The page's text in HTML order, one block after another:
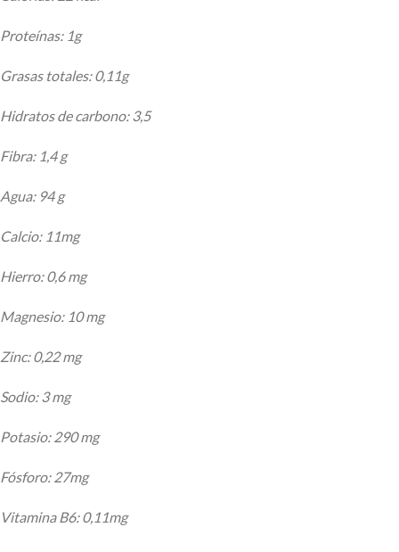
Proteínas: 1g
Grasas totales: 0,11g
Hidratos de carbono: 3,5
Fibra: 1,4 g
Agua: 94 g
Calcio: 11mg
Hierro: 0,6 mg
Magnesio: 10 mg
Zinc: 0,22 mg
Sodio: 3 mg
Potasio: 290 mg
Fósforo: 27mg
Vitamina B6: 0,11mg